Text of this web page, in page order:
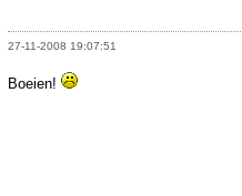
27-11-2008 19:07:51
Boeien!